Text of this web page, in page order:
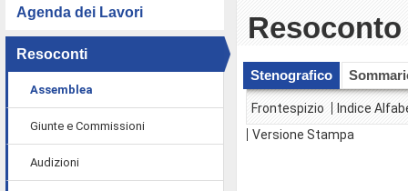
Agenda dei Lavori
Resoconti
Assemblea
Giunte e Commissioni
Audizioni
Stenografico
Frontespizio
Indice
Versione Stampa